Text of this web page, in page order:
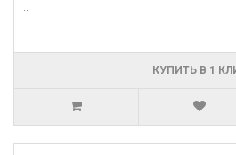
..
КУПИТЬ В 1